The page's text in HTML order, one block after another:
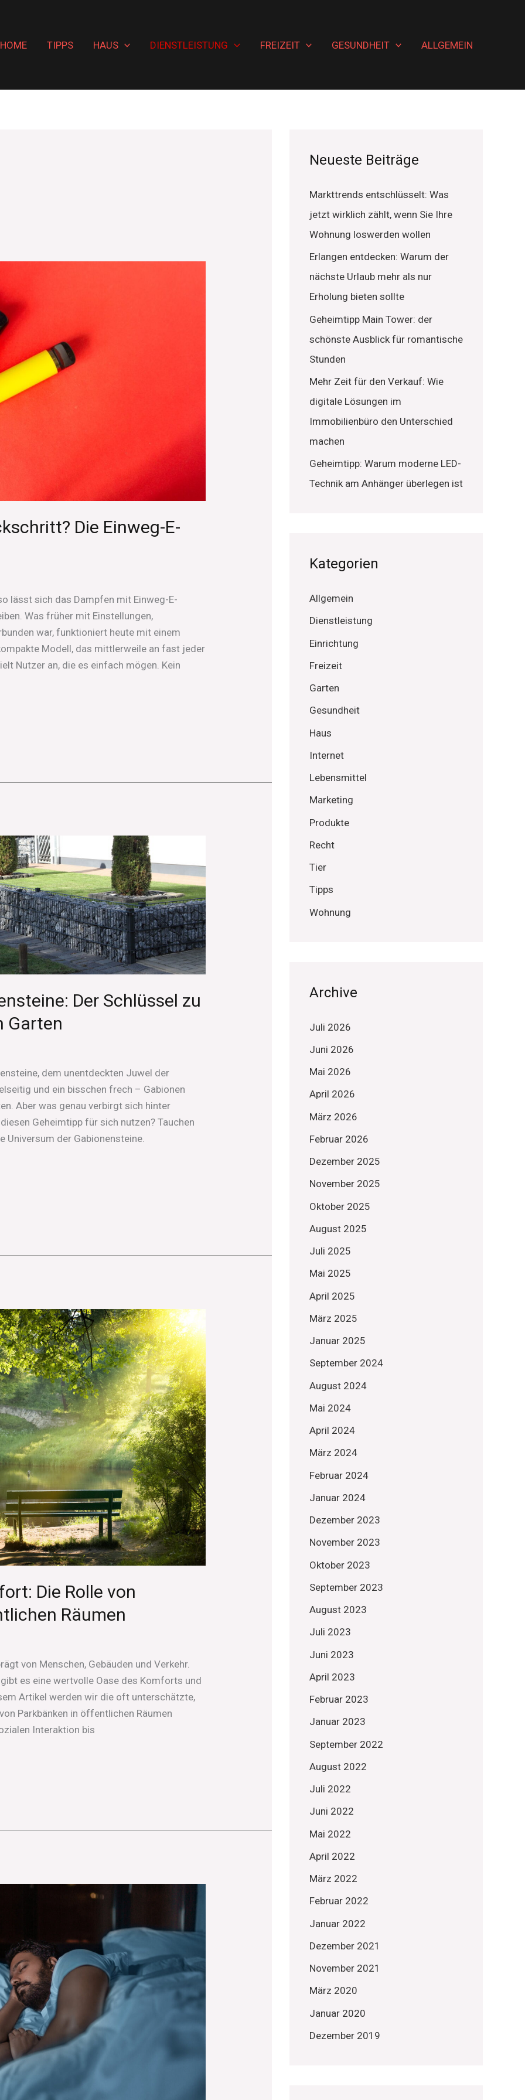
HOME TIPPS HAUS DIENSTLEISTUNG FREIZEIT GESUNDHEIT ALLGEMEIN
Die Einweg-E-
lässt sich das Dampfen mit Einweg-E-
Was früher mit Einstellungen,
war, funktioniert heute mit einem
Modell, das mittlerweile an fast jeder
Nutzer an, die es einfach mögen. Kein
Der Schlüssel zu
Garten
dem unentdeckten Juwel der
und ein bisschen frech – Gabionen
Aber was genau verbirgt sich hinter
Geheimtipp für sich nutzen? Tauchen
Universum der Gabionensteine.
Die Rolle von
Räumen
von Menschen, Gebäuden und Verkehr.
es eine wertvolle Oase des Komforts und
Artikel werden wir die oft unterschätzte,
Parkbänken in öffentlichen Räumen
Interaktion bis
Neueste Beiträge
Markttrends entschlüsselt: Was
jetzt wirklich zählt, wenn Sie Ihre
Wohnung loswerden wollen
Erlangen entdecken: Warum der
nächste Urlaub mehr als nur
Erholung bieten sollte
Geheimtipp Main Tower: der
schönste Ausblick für romantische
Stunden
Mehr Zeit für den Verkauf: Wie
digitale Lösungen im
Immobilienbüro den Unterschied
machen
Geheimtipp: Warum moderne LED-
Technik am Anhänger überlegen ist
Kategorien
Allgemein
Dienstleistung
Einrichtung
Freizeit
Garten
Gesundheit
Haus
Internet
Lebensmittel
Marketing
Produkte
Recht
Tier
Tipps
Wohnung
Archive
Juli 2026
Juni 2026
Mai 2026
April 2026
März 2026
Februar 2026
Dezember 2025
November 2025
Oktober 2025
August 2025
Juli 2025
Mai 2025
April 2025
März 2025
Januar 2025
September 2024
August 2024
Mai 2024
April 2024
März 2024
Februar 2024
Januar 2024
Dezember 2023
November 2023
Oktober 2023
September 2023
August 2023
Juli 2023
Juni 2023
April 2023
Februar 2023
Januar 2023
September 2022
August 2022
Juli 2022
Juni 2022
Mai 2022
April 2022
März 2022
Februar 2022
Januar 2022
Dezember 2021
November 2021
März 2020
Januar 2020
Dezember 2019